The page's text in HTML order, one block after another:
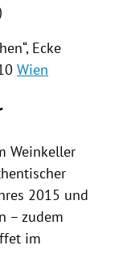
Ecke
Wien
Weinkeller
2015 und
– zudem
im